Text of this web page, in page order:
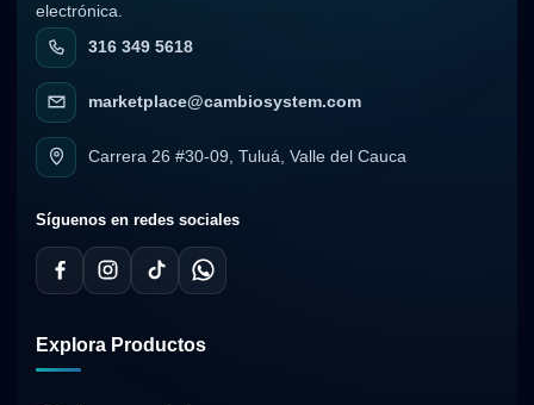
electrónica.
316 349 5618
marketplace@cambiosystem.com
Carrera 26 #30-09, Tuluá, Valle del Cauca
Síguenos en redes sociales
Explora Productos